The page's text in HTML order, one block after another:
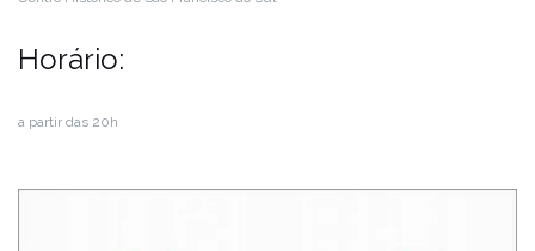
Horário:
a partir das 20h